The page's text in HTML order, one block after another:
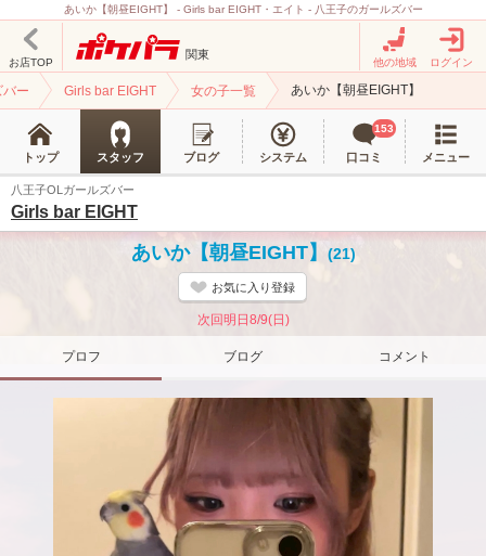
あいか【朝昼EIGHT】 - Girls bar EIGHT・エイト - 八王子のガールズバー
お店TOP
関東
他の地域 ログイン
ー Girls bar EIGHT 女の子一覧 あいか【朝昼EIGHT】
トップ スタッフ ブログ システム 口コミ
153
メニュー
八王子OLガールズバー
Girls bar EIGHT
あいか【朝昼EIGHT】 (21)
お気に入り登録
次回明日8/9(日)
プロフ ブログ コメント